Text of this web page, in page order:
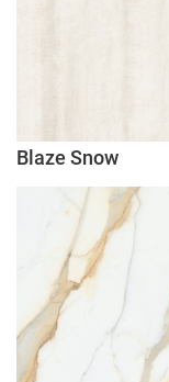
Blaze Snow